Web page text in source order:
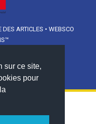
sur ce site,
pour
DES ARTICLES • WEBSCO